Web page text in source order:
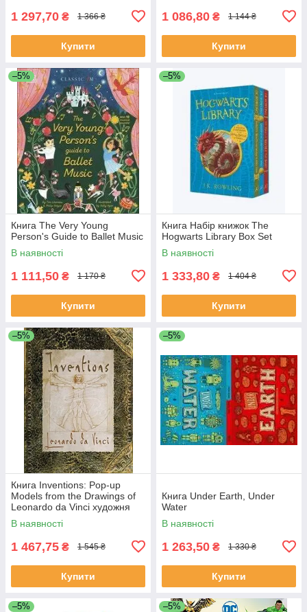
1 297,70 ₴ 1 366 ₴
Купити
1 086,80 ₴ 1 144 ₴
Купити
–5%
Книга The Very Young
Person's Guide to Ballet Music
В наявності
1 111,50 ₴ 1 170 ₴
Купити
–5%
Книга Набір книжок The
Hogwarts Library Box Set
В наявності
1 333,80 ₴ 1 404 ₴
Купити
–5%
Книга Inventions: Pop-up
Models from the Drawings of
Leonardo da Vinci художня
література
В наявності
1 467,75 ₴ 1 545 ₴
Купити
–5%
Книга Under Earth, Under
Water
В наявності
1 263,50 ₴ 1 330 ₴
Купити
–5% –5%